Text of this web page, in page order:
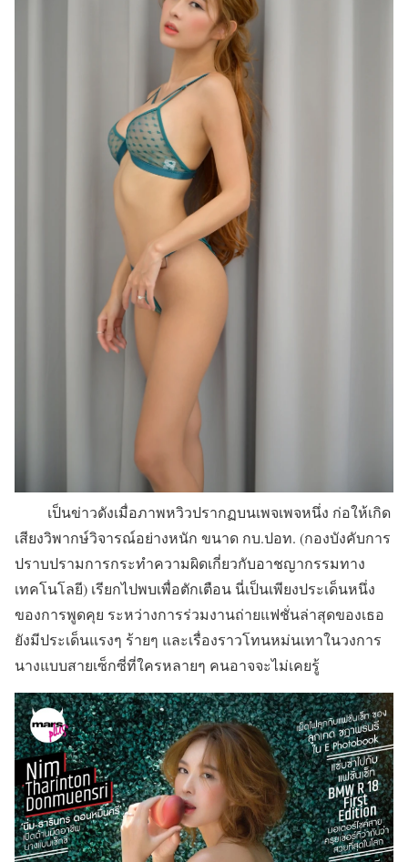
เป็นข่าวดังเมื่อภาพหวิวปรากฏบนเพจเพจหนึ่ง ก่อให้เกิด
เสียงวิพากษ์วิจารณ์อย่างหนัก ขนาด กบ.ปอท. (กองบังคับการ
ปราบปรามการกระทำความผิดเกี่ยวกับอาชญากรรมทาง
เทคโนโลยี) เรียกไปพบเพื่อตักเตือน นี่เป็นเพียงประเด็นหนึ่ง
ของการพูดคุย ระหว่างการร่วมงานถ่ายแฟชั่นล่าสุดของเธอ
ยังมีประเด็นแรงๆ ร้ายๆ และเรื่องราวโทนหม่นเทาในวงการ
นางแบบสายเซ็กซี่ที่ใครหลายๆ คนอาจจะไม่เคยรู้